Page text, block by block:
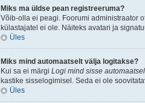
Miks ma üldse pean registreeruma?
Võib-olla ei peagi. Foorumi administraator
külastajatel ei ole. Näiteks avatari ja
Üles
Miks mind automaatselt välja logitakse?
Kui sa ei märgi Logi mind sisse
kastike sisselogimisel. Seda ei ole
Üles